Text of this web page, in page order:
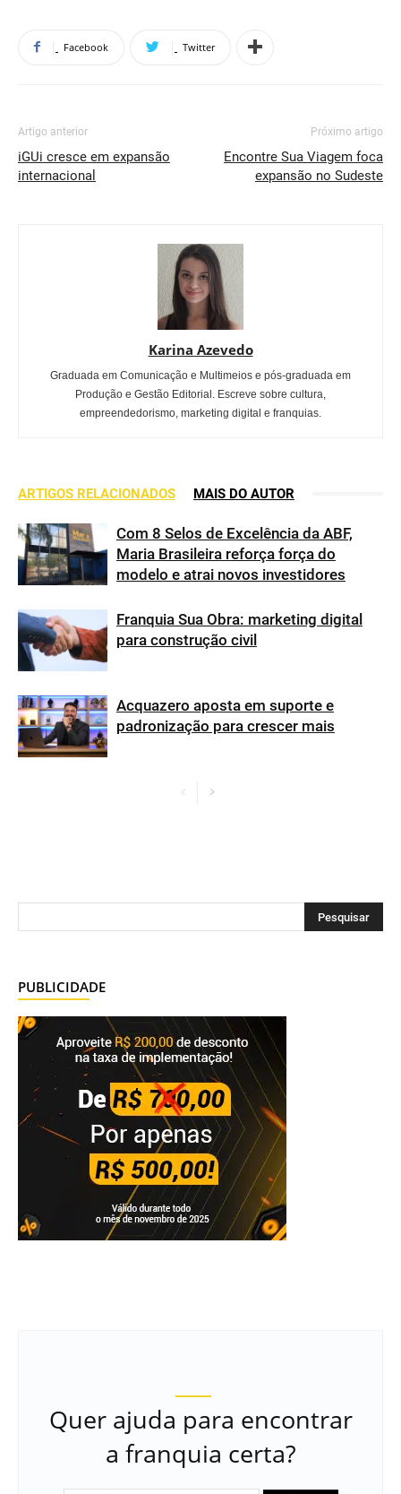
Facebook Twitter
Artigo anterior
iGUi cresce em expansão
internacional
Próximo artigo
Encontre Sua Viagem foca
expansão no Sudeste
Karina Azevedo
Graduada em Comunicação e Multimeios e pós-graduada em
Produção e Gestão Editorial. Escreve sobre cultura,
empreendedorismo, marketing digital e franquias.
ARTIGOS RELACIONADOS MAIS DO AUTOR
Com 8 Selos de Excelência da ABF,
Maria Brasileira reforça força do
modelo e atrai novos investidores
Franquia Sua Obra: marketing digital
para construção civil
Acquazero aposta em suporte e
padronização para crescer mais
PUBLICIDADE
Quer ajuda para encontrar
a franquia certa?